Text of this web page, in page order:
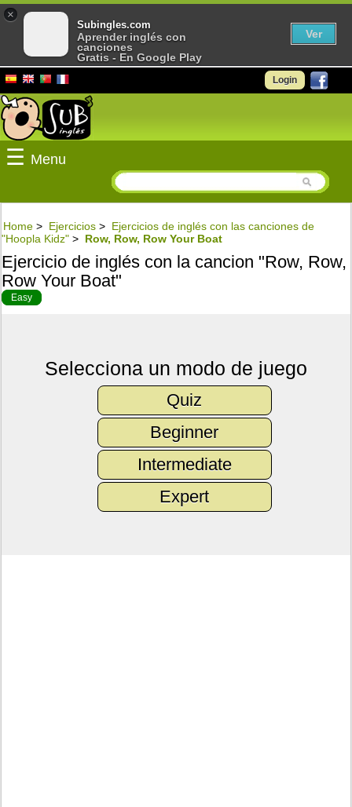
Login
☰ Menu
Home > Ejercicios > Ejercicios de inglés con las canciones de
"Hoopla Kidz" > Row, Row, Row Your Boat
Ejercicio de inglés con la cancion "Row, Row,
Row Your Boat"
Easy
Selecciona un modo de juego
Quiz
Beginner
Intermediate
Expert
×
Subingles.com
Aprender inglés con
canciones
Gratis - En Google Play
Ver